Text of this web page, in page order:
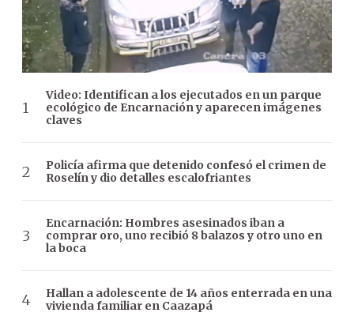
Video: Identifican a los ejecutados en un parque
ecológico de Encarnación y aparecen imágenes
claves
Policía afirma que detenido confesó el crimen de
Roselín y dio detalles escalofriantes
Encarnación: Hombres asesinados iban a
comprar oro, uno recibió 8 balazos y otro uno en
la boca
Hallan a adolescente de 14 años enterrada en una
vivienda familiar en Caazapá